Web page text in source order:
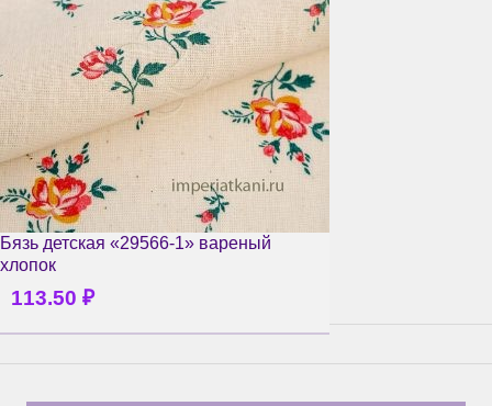
Бязь детская «29566-1» вареный
хлопок
113.50 ₽